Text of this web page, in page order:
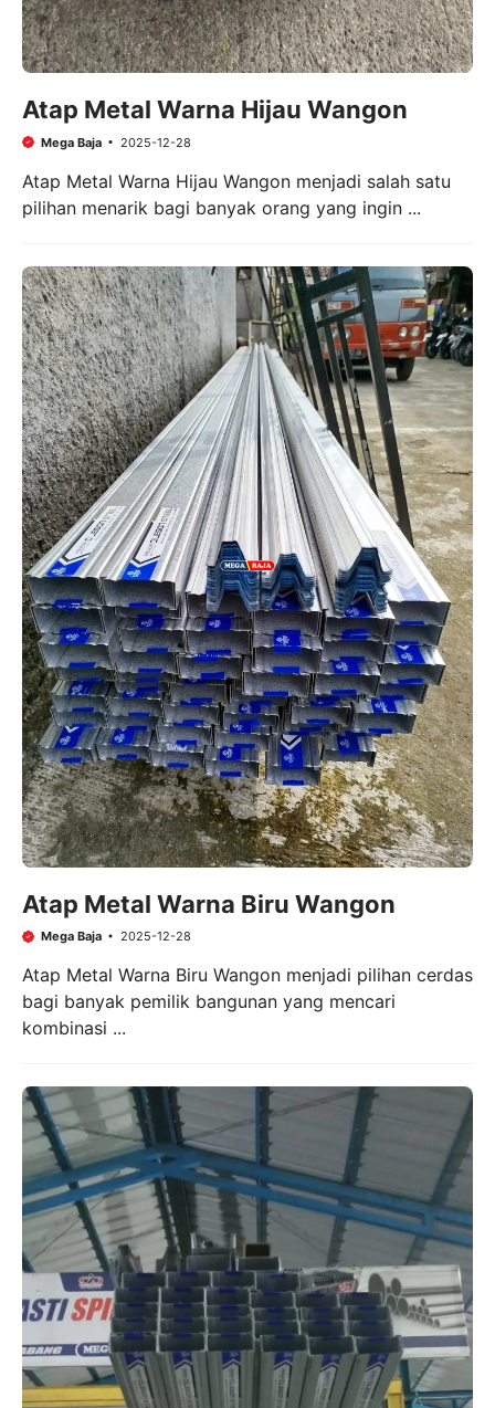
Atap Metal Warna Hijau Wangon
Mega Baja 2025-12-28
Atap Metal Warna Hijau Wangon menjadi salah satu
pilihan menarik bagi banyak orang yang ingin ...
Atap Metal Warna Biru Wangon
Mega Baja 2025-12-28
Atap Metal Warna Biru Wangon menjadi pilihan cerdas
bagi banyak pemilik bangunan yang mencari
kombinasi ...